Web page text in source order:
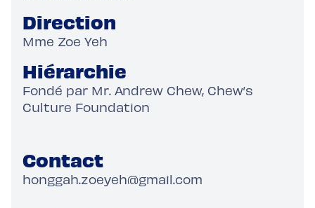
Direction
Mme Zoe Yeh
Hiérarchie
Fondé par Mr. Andrew Chew, Chew’s
Culture Foundation
Contact
honggah.zoeyeh@gmail.com